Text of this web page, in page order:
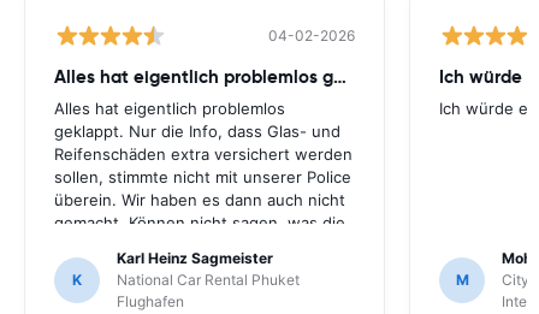
04-02-2026
Alles hat eigentlich problemlos geklappt
Alles hat eigentlich problemlos
geklappt. Nur die Info, dass Glas- und
Reifenschäden extra versichert werden
sollen, stimmte nicht mit unserer Police
überein. Wir haben es dann auch nicht
gemacht. Können nicht sagen, was die
Dank nichts passiert.
K
Karl Heinz Sagmeister
National Car Rental Phuket
Flughafen
Ich würde
Ich würde
M
City